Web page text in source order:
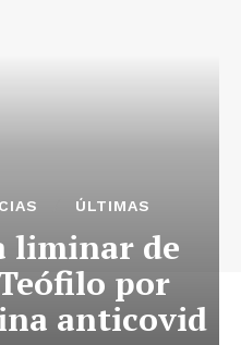
ÚLTIMAS
liminar de
por
anticovid